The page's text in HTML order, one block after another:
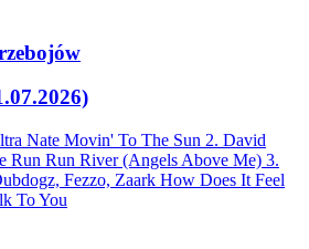
Nate Movin' To The Sun 2. David
Run Run River (Angels Above Me) 3.
Fezzo, Zaark How Does It Feel
To You